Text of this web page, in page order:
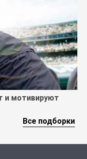
и мотивируют
Все подборки